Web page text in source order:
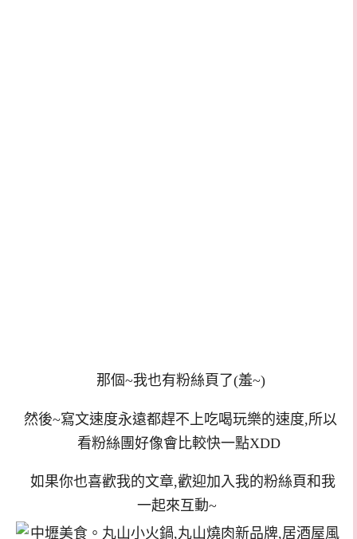
那個~我也有粉絲頁了(羞~)
然後~寫文速度永遠都趕不上吃喝玩樂的速度,所以
看粉絲團好像會比較快一點XDD
如果你也喜歡我的文章,歡迎加入我的粉絲頁和我
一起來互動~